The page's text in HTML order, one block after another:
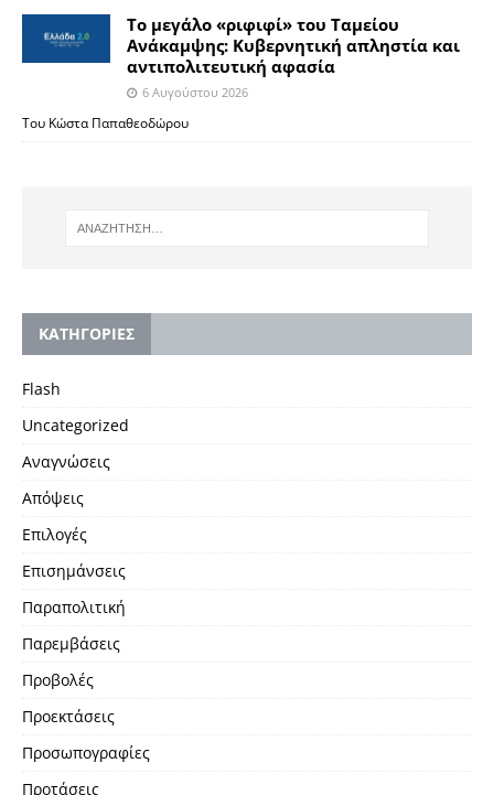
Το μεγάλο «ριφιφί» του Ταμείου
Ανάκαμψης: Κυβερνητική απληστία και
αντιπολιτευτική αφασία
6 Αυγούστου 2026
Του Κώστα Παπαθεοδώρου
KΑΤΗΓΟΡΙΕΣ
Flash
Uncategorized
Αναγνώσεις
Απόψεις
Επιλογές
Επισημάνσεις
Παραπολιτική
Παρεμβάσεις
Προβολές
Προεκτάσεις
Προσωπογραφίες
Προτάσεις